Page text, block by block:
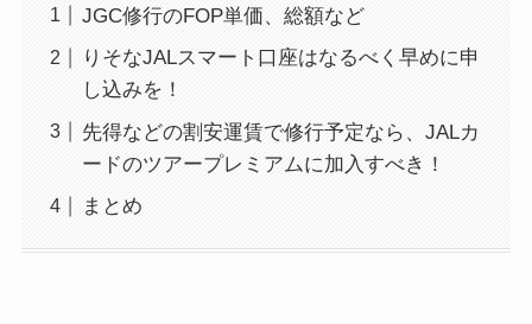
JGC修行のFOP単価、総額など
りそなJALスマート口座はなるべく早めに申
し込みを！
先得などの割安運賃で修行予定なら、JALカ
ードのツアープレミアムに加入すべき！
まとめ